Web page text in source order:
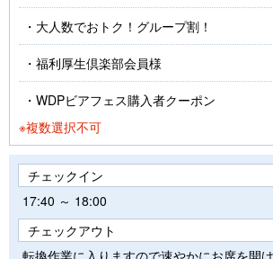
大人数でおトク！グループ割！
福利厚生倶楽部会員様
WDPビアフェス購入者クーポン
※複数選択不可
チェックイン
17:40 ～ 18:00
チェックアウト